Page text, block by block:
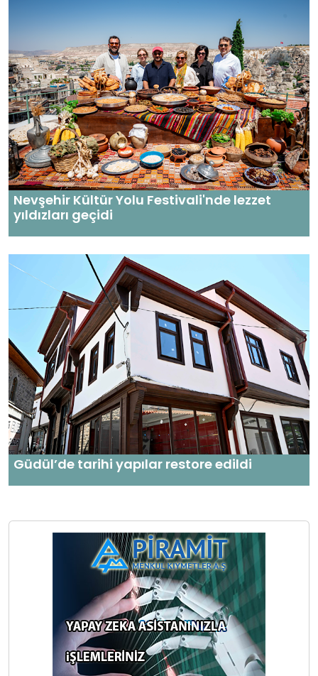
Nevşehir Kültür Yolu Festivali'nde lezzet
yıldızları geçidi
Güdül’de tarihi yapılar restore edildi